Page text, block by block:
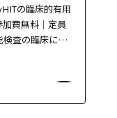
の臨床的有用
費無料｜定員
検査の臨床にお
梢性と中枢性
していま…